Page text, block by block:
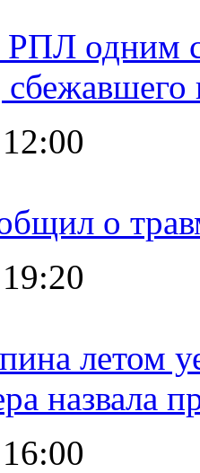
одним
о
летом
назвала